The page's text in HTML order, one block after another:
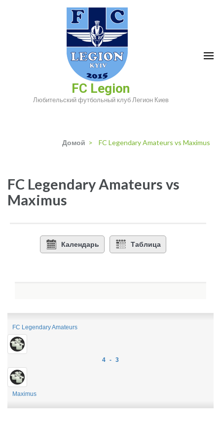
FC Legion
Любительский футбольный клуб Легион Киев
Домой > FC Legendary Amateurs vs Maximus
FC Legendary Amateurs vs
Maximus
Календарь Таблица
FC Legendary Amateurs
4 - 3
Maximus